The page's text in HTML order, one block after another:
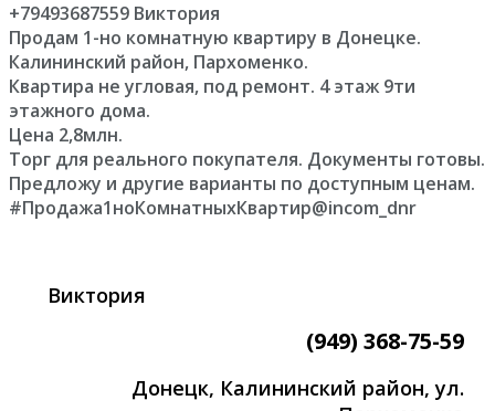
+79493687559 Виктория
Продам 1-но комнатную квартиру в Донецке.
Калининский район, Пархоменко.
Квартира не угловая, под ремонт. 4 этаж 9ти
этажного дома.
Цена 2,8млн.
Торг для реального покупателя. Документы готовы.
Предложу и другие варианты по доступным ценам.
#Продажа1ноКомнатныхКвартир@incom_dnr
Виктория
(949) 368-75-59
Донецк, Калининский район, ул.